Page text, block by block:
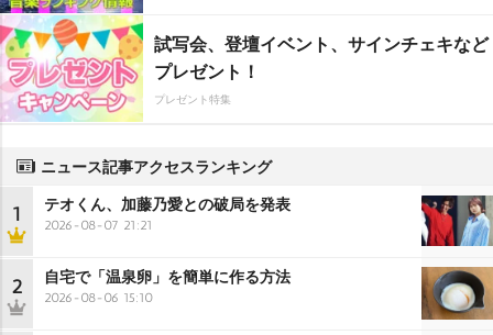
試写会、登壇イベント、サインチェキなど
プレゼント！
プレゼント特集
ニュース記事アクセスランキング
1 テオくん、加藤乃愛との破局を発表
2026-08-07 21:21
2 自宅で「温泉卵」を簡単に作る方法
2026-08-06 15:10